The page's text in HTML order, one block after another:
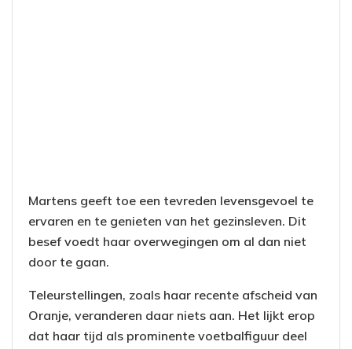
Martens geeft toe een tevreden levensgevoel te
ervaren en te genieten van het gezinsleven. Dit
besef voedt haar overwegingen om al dan niet
door te gaan.
Teleurstellingen, zoals haar recente afscheid van
Oranje, veranderen daar niets aan. Het lijkt erop
dat haar tijd als prominente voetbalfiguur deel